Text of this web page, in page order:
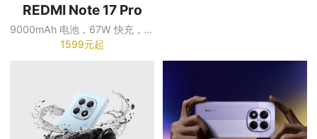
REDMI Note 17 Pro
9000mAh 电池，67W 快充，1.5K 超级阳光屏
1599元起